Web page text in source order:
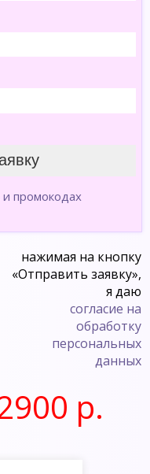
промокодах
нажимая на кнопку
«Отправить заявку»,
я даю
согласие на
обработку
персональных
данных
р.